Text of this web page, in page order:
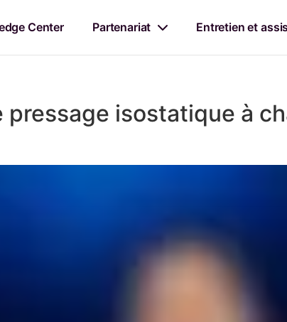
Center Partenariat Entretien et
isostatique à